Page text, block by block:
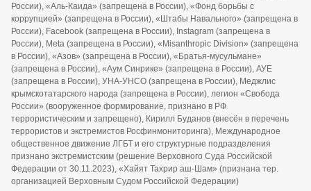
России), «Аль-Каида» (запрещена в России), «Фонд борьбы с
коррупцией» (запрещена в России), «Штабы Навального» (запрещена в
России), Facebook (запрещена в России), Instagram (запрещена в
России), Meta (запрещена в России), «Misanthropic Division» (запрещена
в России), «Азов» (запрещена в России), «Братья-мусульмане»
(запрещена в России), «Аум Синрике» (запрещена в России), АУЕ
(запрещена в России), УНА-УНСО (запрещена в России), Меджлис
крымскотатарского народа (запрещена в России), легион «Свобода
России» (вооруженное формирование, признано в РФ
террористическим и запрещено), Кирилл Буданов (внесён в перечень
террористов и экстремистов Росфинмониторинга), Международное
общественное движение ЛГБТ и его структурные подразделения
признано экстремистским (решение Верховного Суда Российской
Федерации от 30.11.2023), «Хайят Тахрир аш-Шам» (признана тер.
организацией Верховным Судом Российской Федерации)